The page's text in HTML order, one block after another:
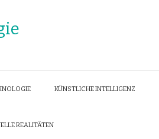
KÜNSTLICHE INTELLIGENZ
REALITÄTEN